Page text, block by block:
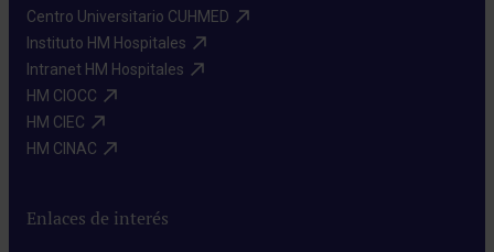
Centro Universitario CUHMED​
Instituto HM Hospitales​
Intranet HM Hospitales​
HM CIOCC​
HM CIEC​
HM CINAC​
Enlaces de interés